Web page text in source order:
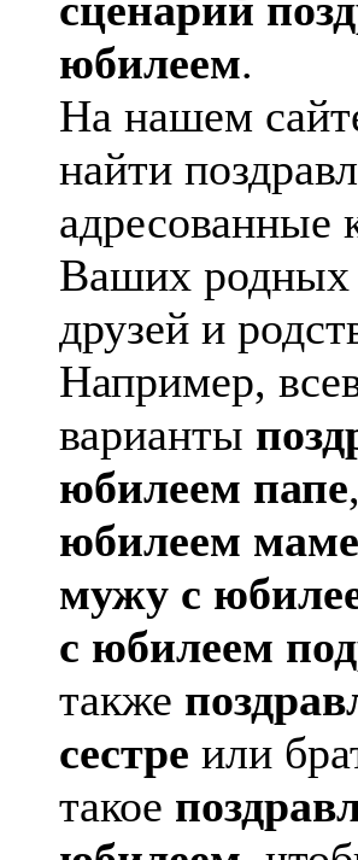
юбилеем.
На нашем
найти
адресованные
Ваших родных
друзей и
Например,
варианты
юбилеем папе
юбилеем маме
мужу с
с юбилеем
также
сестре или
такое